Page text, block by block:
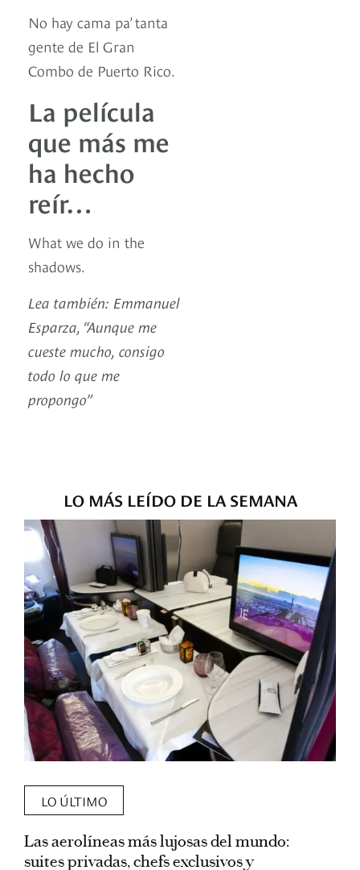
No hay cama pa’ tanta
gente de El Gran
Combo de Puerto Rico.
La película
que más me
ha hecho
reír…
What we do in the
shadows.
Lea también: Emmanuel
Esparza, “Aunque me
cueste mucho, consigo
todo lo que me
propongo”
LO MÁS LEÍDO DE LA SEMANA
LO ÚLTIMO
Las aerolíneas más lujosas del mundo:
suites privadas, chefs exclusivos y